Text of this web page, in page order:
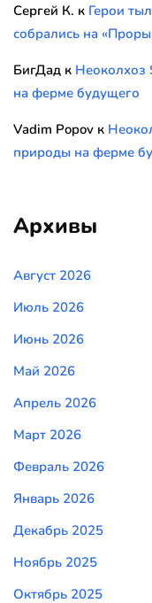
Сергей К. к Герои
собрались на
БигДад к Неоколхоз
на ферме будущего
Vadim Popov к
природы на ферме
Архивы
Август 2026
Июль 2026
Июнь 2026
Май 2026
Апрель 2026
Март 2026
Февраль 2026
Январь 2026
Декабрь 2025
Ноябрь 2025
Октябрь 2025